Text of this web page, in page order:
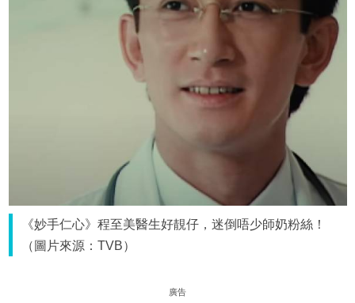
《妙手仁心》程至美醫生好靚仔，迷倒唔少師奶粉絲！
（圖片來源：TVB）
廣告